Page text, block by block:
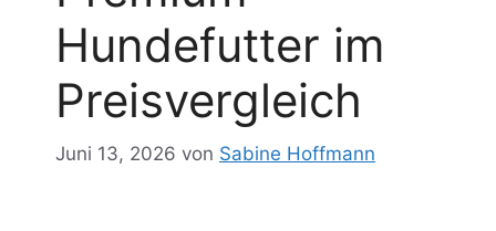
Hundefutter im
Preisvergleich
Juni 13, 2026 von Sabine Hoffmann